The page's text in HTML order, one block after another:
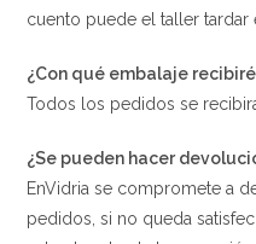
cuento puede el taller tardar
¿Con qué embalaje
Todos los pedidos se
¿Se pueden hacer
EnVidria se compromete a
pedidos, si no queda